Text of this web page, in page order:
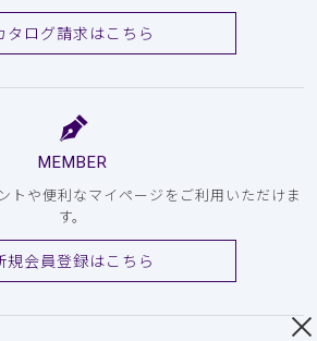
タログ請求はこちら
MEMBER
トや便利なマイページをご利用いただけま
す。
規会員登録はこちら